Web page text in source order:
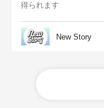
得られます
New Story